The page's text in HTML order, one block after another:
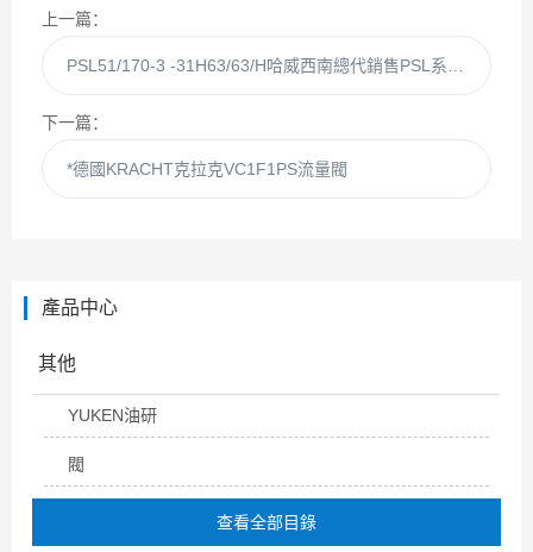
上一篇：
下一篇：
*德國KRACHT克拉克VC1F1PS流量閥
產品中心
其他
YUKEN油研
閥
查看全部目錄